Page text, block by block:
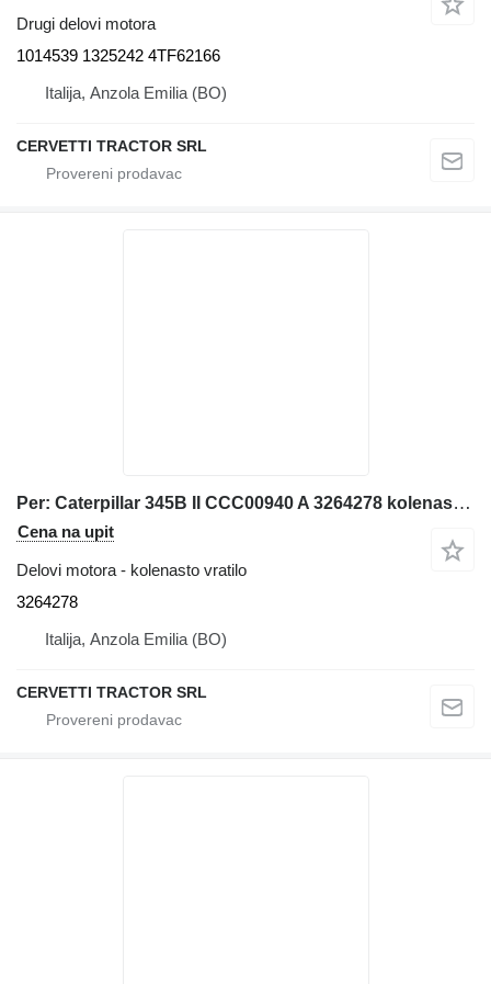
Drugi delovi motora
1014539 1325242 4TF62166
Italija, Anzola Emilia (BO)
CERVETTI TRACTOR SRL
Per: Caterpillar 345B II CCC00940 A 3264278 kolenasto vratilo za Caterpillar 345B II CCC00940 bagera
Cena na upit
Delovi motora - kolenasto vratilo
3264278
Italija, Anzola Emilia (BO)
CERVETTI TRACTOR SRL